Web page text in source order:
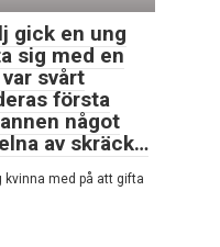
gick en ung
sig med en
svårt
första
något
av skräck…
med på att gifta